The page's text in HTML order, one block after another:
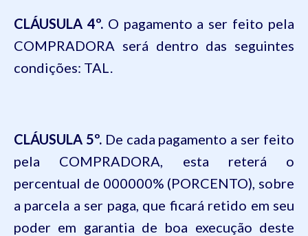
CLÁUSULA 4º.O pagamento a ser feito pela
COMPRADORA será dentro das seguintes
condições: TAL.
CLÁUSULA 5º.De cada pagamento a ser feito
pela COMPRADORA, esta reterá o
percentual de 000000% (PORCENTO), sobre
a parcela a ser paga, que ficará retido em seu
poder em garantia de boa execução deste